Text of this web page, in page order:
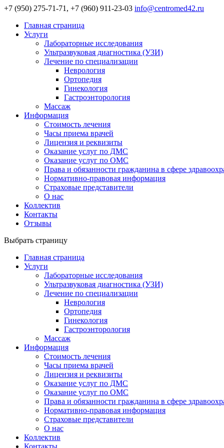
+7 (950) 275-71-71, +7 (960) 911-23-03 info@centromed42.ru
Главная страница
Услуги
Лабораторные исследования
Ультразвуковая диагностика (УЗИ)
Лечение по специализации
Неврология
Ортопедия
Гинекология
Гастроэнторология
Массаж
Информация
Стоимость лечения
Часы приема врачей
Лицензия и реквизиты
Оказание услуг по ДМС
Оказание услуг по ОМС
Права и обязанности гражданина в сфере
Нормативно-правовая информация
Страховые представители
О нас
Коллектив
Контакты
Отзывы
Выбрать страницу
Главная страница
Услуги
Лабораторные исследования
Ультразвуковая диагностика (УЗИ)
Лечение по специализации
Неврология
Ортопедия
Гинекология
Гастроэнторология
Массаж
Информация
Стоимость лечения
Часы приема врачей
Лицензия и реквизиты
Оказание услуг по ДМС
Оказание услуг по ОМС
Права и обязанности гражданина в сфере
Нормативно-правовая информация
Страховые представители
О нас
Коллектив
Контакты